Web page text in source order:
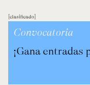
clasificado
¡Gana entradas
Convocatoria